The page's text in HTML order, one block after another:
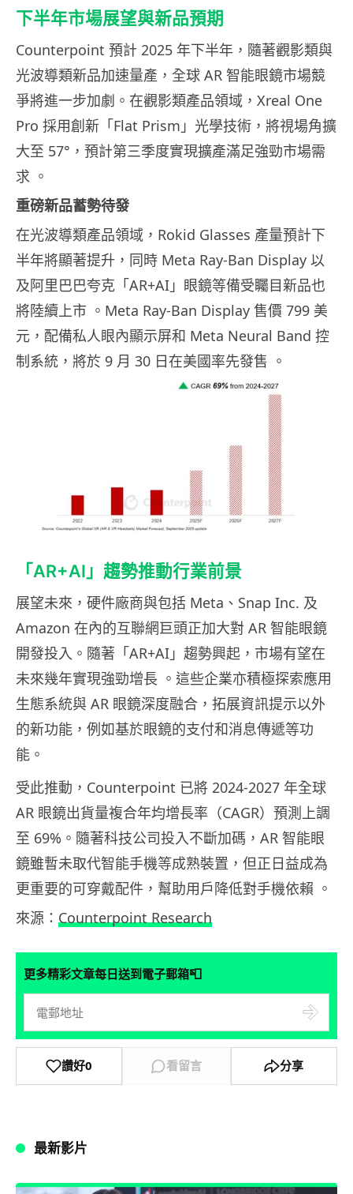
下半年市場展望與新品預期
Counterpoint 預計 2025 年下半年，隨著觀影類與
光波導類新品加速量產，全球 AR 智能眼鏡市場競
爭將進一步加劇。在觀影類產品領域，Xreal One
Pro 採用創新「Flat Prism」光學技術，將視場角擴
大至 57°，預計第三季度實現擴產滿足強勁市場需
求 。
重磅新品蓄勢待發
在光波導類產品領域，Rokid Glasses 產量預計下
半年將顯著提升，同時 Meta Ray-Ban Display 以
及阿里巴巴夸克「AR+AI」眼鏡等備受矚目新品也
將陸續上市 。Meta Ray-Ban Display 售價 799 美
元，配備私人眼內顯示屏和 Meta Neural Band 控
制系統，將於 9 月 30 日在美國率先發售 。
「AR+AI」趨勢推動行業前景
展望未來，硬件廠商與包括 Meta、Snap Inc. 及
Amazon 在內的互聯網巨頭正加大對 AR 智能眼鏡
開發投入。隨著「AR+AI」趨勢興起，市場有望在
未來幾年實現強勁增長 。這些企業亦積極探索應用
生態系統與 AR 眼鏡深度融合，拓展資訊提示以外
的新功能，例如基於眼鏡的支付和消息傳遞等功
能。
受此推動，Counterpoint 已將 2024-2027 年全球
AR 眼鏡出貨量複合年均增長率（CAGR）預測上調
至 69%。隨著科技公司投入不斷加碼，AR 智能眼
鏡雖暫未取代智能手機等成熟裝置，但正日益成為
更重要的可穿戴配件，幫助用戶降低對手機依賴 。
來源： Counterpoint Research
更多精彩文章每日送到電子郵箱📮
讚好0 看留言 分享
最新影片